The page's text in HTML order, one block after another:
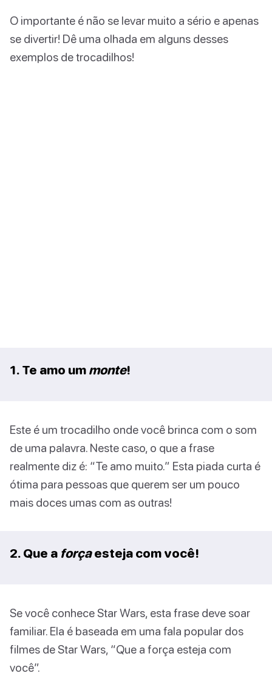
O importante é não se levar muito a sério e apenas
se divertir! Dê uma olhada em alguns desses
exemplos de trocadilhos!
1. Te amo um monte!
Este é um trocadilho onde você brinca com o som
de uma palavra. Neste caso, o que a frase
realmente diz é: “Te amo muito.” Esta piada curta é
ótima para pessoas que querem ser um pouco
mais doces umas com as outras!
2. Que a forçaesteja com você!
Se você conhece Star Wars, esta frase deve soar
familiar. Ela é baseada em uma fala popular dos
filmes de Star Wars, “Que a força esteja com
você”.